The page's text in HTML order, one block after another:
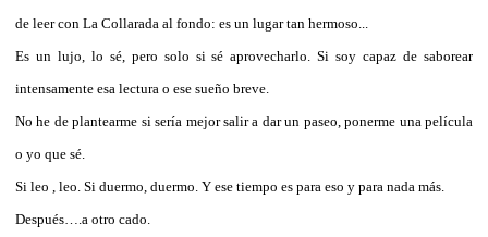
de leer con La Collarada al fondo: es un lugar tan hermoso...
Es un lujo, lo sé, pero solo si sé aprovecharlo. Si soy capaz de saborear
intensamente esa lectura o ese sueño breve.
No he de plantearme si sería mejor salir a dar un paseo, ponerme una película
o yo que sé.
Si leo , leo. Si duermo, duermo. Y ese tiempo es para eso y para nada más.
Después….a otro cado.